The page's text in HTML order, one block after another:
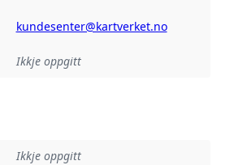
kundesenter@kartverket.no
Ikkje oppgitt
Ikkje oppgitt